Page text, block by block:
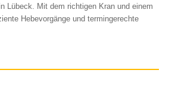
Lübeck. Mit dem richtigen Kran und einem
Hebevorgänge und termingerechte